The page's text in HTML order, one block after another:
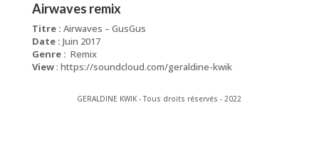
Airwaves remix
Titre : Airwaves – GusGus
Date : Juin 2017
Genre : Remix
View: https://soundcloud.com/geraldine-kwik
GERALDINE KWIK - Tous droits réservés - 2022